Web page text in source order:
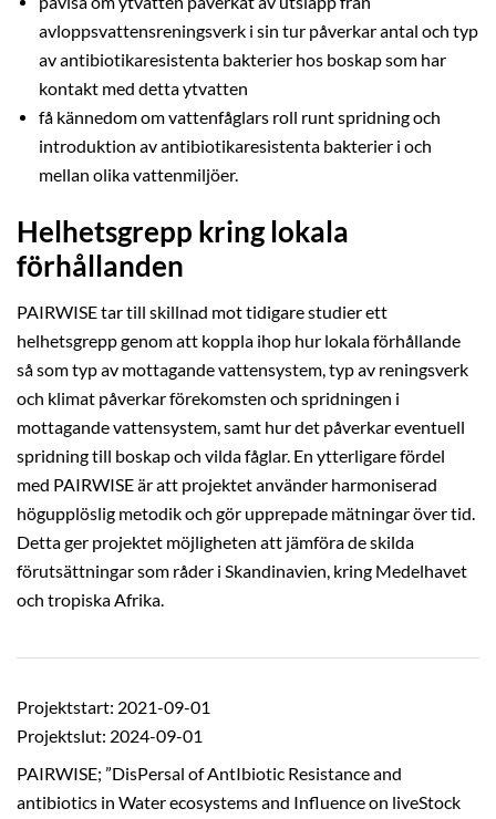
avloppsvattensreningsverk i sin tur påverkar antal och typ
av antibiotikaresistenta bakterier hos boskap som har
kontakt med detta ytvatten
få kännedom om vattenfåglars roll runt spridning och
introduktion av antibiotikaresistenta bakterier i och
mellan olika vattenmiljöer.
Helhetsgrepp kring lokala
förhållanden
PAIRWISE tar till skillnad mot tidigare studier ett
helhetsgrepp genom att koppla ihop hur lokala förhållande
så som typ av mottagande vattensystem, typ av reningsverk
och klimat påverkar förekomsten och spridningen i
mottagande vattensystem, samt hur det påverkar eventuell
spridning till boskap och vilda fåglar. En ytterligare fördel
med PAIRWISE är att projektet använder harmoniserad
högupplöslig metodik och gör upprepade mätningar över tid.
Detta ger projektet möjligheten att jämföra de skilda
förutsättningar som råder i Skandinavien, kring Medelhavet
och tropiska Afrika.
Projektstart: 2021-09-01
Projektslut: 2024-09-01
PAIRWISE; ”DisPersal of AntIbiotic Resistance and
antibiotics in Water ecosystems and Influence on liveStock